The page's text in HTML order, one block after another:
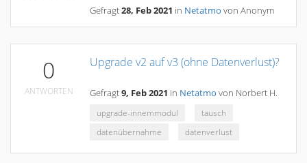
Gefragt28, Feb 2021 in Netatmo von Anonym
0
ANTWORTEN
Upgrade v2 auf v3 (ohne Datenverlust)?
Gefragt9, Feb 2021 in Netatmo von Norbert H.
upgrade-innemmodul
tausch
datenübernahme
datenverlust